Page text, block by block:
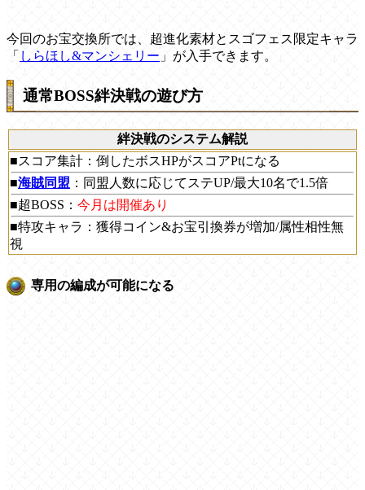
今回のお宝交換所では、超進化素材とスゴフェス限定キャラ
「 しらほし&マンシェリー 」が入手できます。
通常BOSS絆決戦の遊び方
絆決戦のシステム解説
■スコア集計：倒したボスHPがスコアPtになる
■海賊同盟 ：同盟人数に応じてステUP/最大10名で1.5倍
■超BOSS： 今月は開催あり
■特攻キャラ：獲得コイン&お宝引換券が増加/属性相性無
視
専用の編成が可能になる